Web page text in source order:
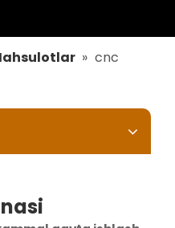
» cnc